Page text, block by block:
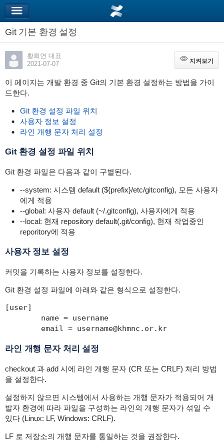
Git 기본 환경 설정
황희연 대표
2021-07-07
지켜보기
지켜보기
이 페이지는 개발 환경 중 Git의 기본 환경 설정하는 방법을 가이
드한다.
Git 환경 설정 파일 위치
사용자 정보 설정
라인 개행 문자 처리 설정
Git 환경 설정 파일 위치
Git 환경 파일은 다음과 같이 구별된다.
--system: 시스템 default (${prefix}/etc/gitconfig), 모든 사용자
에게 적용
--global: 사용자 default (~/.gitconfig), 사용자에게 적용
--local: 현재 repository default(.git/config), 현재 작업중인
reporitory에 적용
사용자 정보 설정
커밋을 기록하는 사용자 정보를 설정한다.
Git 환경 설정 파일에 아래와 같은 형식으로 설정한다.
[user]
	name = username
	email = username@khmnc.or.kr
라인 개행 문자 처리 설정
checkout 과 add 시에 라인 개행 문자 (CR 또는 CRLF) 처리 방법
을 설정한다.
설정하지 않으면 시스템에서 사용하는 개행 문자가 적용되어 개
발자 환경에 따라 파일을 구성하는 라인의 개행 문자가 섞일 수
있다 (Linux: LF, Windows: CRLF).
LF 로 저장소의 개행 문자를 통일하는 것을 권장한다.